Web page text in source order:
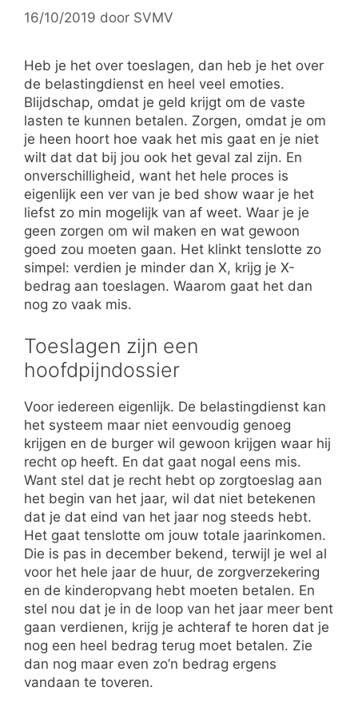
16/10/2019 door SVMV
Heb je het over toeslagen, dan heb je het over
de belastingdienst en heel veel emoties.
Blijdschap, omdat je geld krijgt om de vaste
lasten te kunnen betalen. Zorgen, omdat je om
je heen hoort hoe vaak het mis gaat en je niet
wilt dat dat bij jou ook het geval zal zijn. En
onverschilligheid, want het hele proces is
eigenlijk een ver van je bed show waar je het
liefst zo min mogelijk van af weet. Waar je je
geen zorgen om wil maken en wat gewoon
goed zou moeten gaan. Het klinkt tenslotte zo
simpel: verdien je minder dan X, krijg je X-
bedrag aan toeslagen. Waarom gaat het dan
nog zo vaak mis.
Toeslagen zijn een
hoofdpijndossier
Voor iedereen eigenlijk. De belastingdienst kan
het systeem maar niet eenvoudig genoeg
krijgen en de burger wil gewoon krijgen waar hij
recht op heeft. En dat gaat nogal eens mis.
Want stel dat je recht hebt op zorgtoeslag aan
het begin van het jaar, wil dat niet betekenen
dat je dat eind van het jaar nog steeds hebt.
Het gaat tenslotte om jouw totale jaarinkomen.
Die is pas in december bekend, terwijl je wel al
voor het hele jaar de huur, de zorgverzekering
en de kinderopvang hebt moeten betalen. En
stel nou dat je in de loop van het jaar meer bent
gaan verdienen, krijg je achteraf te horen dat je
nog een heel bedrag terug moet betalen. Zie
dan nog maar even zo’n bedrag ergens
vandaan te toveren.